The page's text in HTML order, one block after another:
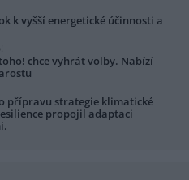
k vyšší energetické účinnosti a
chce vyhrát volby. Nabízí
přípravu strategie klimatické
propojil adaptaci